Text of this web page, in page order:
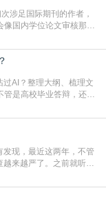
涉足国际期刊的作者，
像国内学位论文审核那
是严谨投稿流程中不可
投稿SCI有查重吗”。
AI？整理大纲、梳理文
是高校毕业答辩，还是
啥区别？这里说透：普
抄袭；AI查重查的是你
现，最近这两年，不管
来越严了。之前就听身
在国内多数高校和核心期
助写作，必须明确标